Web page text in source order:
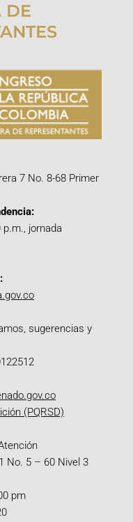
DE
7 No. 8-68 Primer
p.m., jornada
sugerencias y
(PQRSD)
No. 5 – 60 Nivel 3
pm